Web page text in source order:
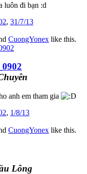
luôn đi bạn :d
, 31/7/13
CuongYonex like this.
anh em tham gia
, 1/8/13
CuongYonex like this.
Lông